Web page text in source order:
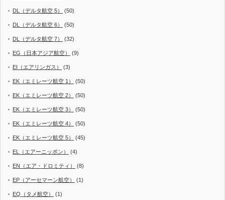
DL（デルタ航空 5） (50)
DL（デルタ航空 6） (50)
DL（デルタ航空 7） (32)
EG（日本アジア航空） (9)
EI（エアリンガス） (3)
EK（エミレーツ航空 1） (50)
EK（エミレーツ航空 2） (50)
EK（エミレーツ航空 3） (50)
EK（エミレーツ航空 4） (50)
EK（エミレーツ航空 5） (45)
EL（エアーニッポン） (4)
EN（エア・ドロミティ） (8)
EP（アーセマーン航空） (1)
EQ（タメ航空） (1)